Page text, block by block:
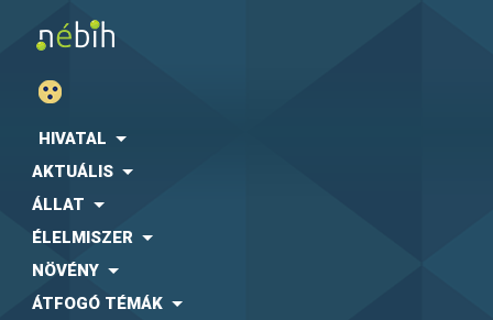
HIVATAL
AKTUÁLIS
ÁLLAT
ÉLELMISZER
NÖVÉNY
ÁTFOGÓ TÉMÁK